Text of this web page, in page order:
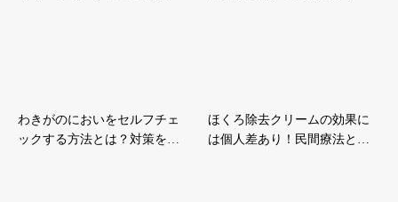
わきがのにおいをセルフチェ
ックする方法とは？対策を…
ほくろ除去クリームの効果に
は個人差あり！民間療法と…